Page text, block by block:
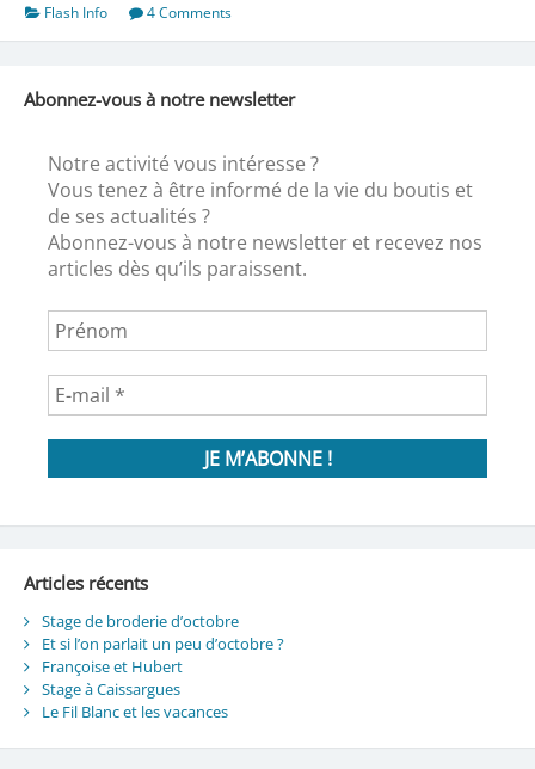
Flash Info 4 Comments
Abonnez-vous à notre newsletter
Notre activité vous intéresse ?
Vous tenez à être informé de la vie du boutis et
de ses actualités ?
Abonnez-vous à notre newsletter et recevez nos
articles dès qu’ils paraissent.
Articles récents
Stage de broderie d’octobre
Et si l’on parlait un peu d’octobre ?
Françoise et Hubert
Stage à Caissargues
Le Fil Blanc et les vacances